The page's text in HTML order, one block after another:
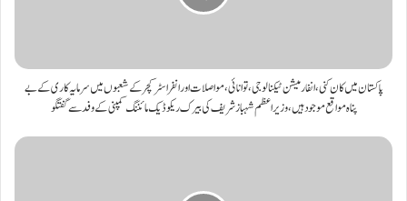
پاکستان میں کان کنی، انفارمیشن ٹیکنالوجی،توانائی، مواصلات اور انفراسٹرکچر کے شعبوں میں سرمایہ کاری کے بے
پناہ مواقع موجود ہیں،وزیراعظم شہباز شریف کی بیرک ریکو ڈیک مائننگ کمپنی کے وفد سے گفتگو